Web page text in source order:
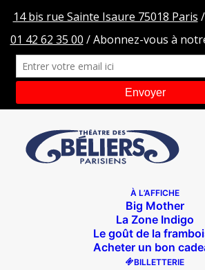
À L’AFFICHE
Big Mother
La Zone Indigo
Le goût de la
Acheter un bon
BILLETTERIE
Miniature de la vidéo : Melody
Brousse sont les invitées
Accueil
Big Mother
Miniature de la vidéo : Melody Mourey